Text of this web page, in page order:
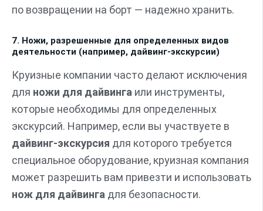
по возвращении на борт — надежно хранить.
7. Ножи, разрешенные для определенных видов
деятельности (например, дайвинг-экскурсии)
Круизные компании часто делают исключения
для ножи для дайвинга или инструменты,
которые необходимы для определенных
экскурсий. Например, если вы участвуете в
дайвинг-экскурсия для которого требуется
специальное оборудование, круизная компания
может разрешить вам привезти и использовать
нож для дайвинга для безопасности.